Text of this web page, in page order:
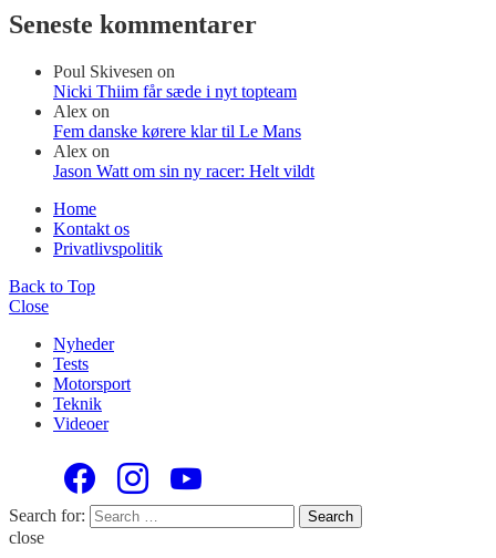
Seneste kommentarer
Poul Skivesen on
Nicki Thiim får sæde i nyt topteam
Alex on
Fem danske kørere klar til Le Mans
Alex on
Jason Watt om sin ny racer: Helt vildt
Home
Kontakt os
Privatlivspolitik
Back to Top
Close
Nyheder
Tests
Motorsport
Teknik
Videoer
Search for: Search
close